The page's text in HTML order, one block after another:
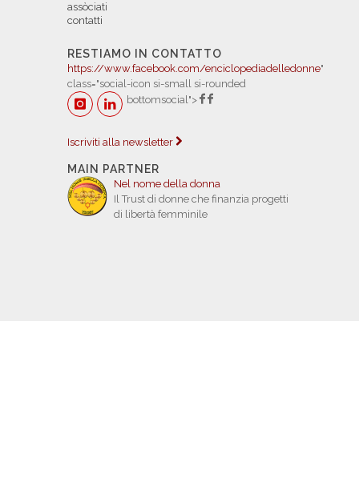
assòciati
contatti
RESTIAMO IN CONTATTO
https://www.facebook.com/enciclopediadelledonne"
class="social-icon si-small si-rounded
bottomsocial">
Iscriviti alla newsletter
MAIN PARTNER
Nel nome della donna
Il Trust di donne che finanzia progetti
di libertà femminile